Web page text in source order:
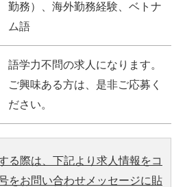
勤務）、海外勤務経験、ベトナ
ム語
語学力不問の求人になります。
ご興味ある方は、是非ご応募く
ださい。
る際は、下記より求人情報をコ
をお問い合わせメッセージに貼